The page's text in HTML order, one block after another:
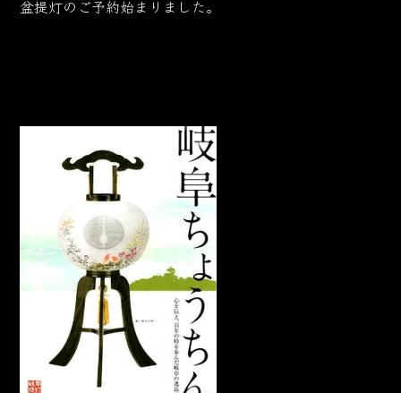
盆提灯のご予約始まりました。